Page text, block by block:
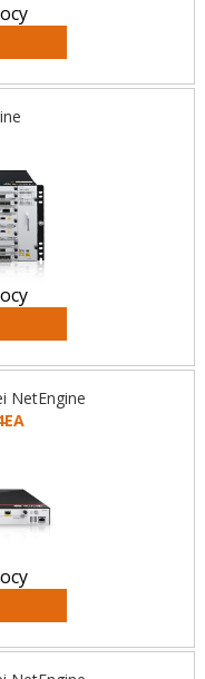
NetEngine